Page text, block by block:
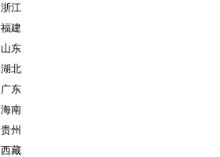
浙江
福建
山东
湖北
广东
海南
贵州
西藏